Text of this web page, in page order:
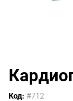
Код: #712